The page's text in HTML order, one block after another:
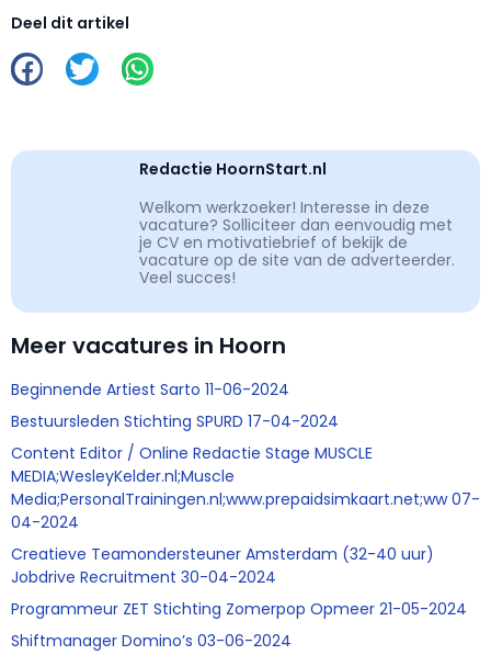
Deel dit artikel
Redactie HoornStart.nl
Welkom werkzoeker! Interesse in deze
vacature? Solliciteer dan eenvoudig met
je CV en motivatiebrief of bekijk de
vacature op de site van de adverteerder.
Veel succes!
Meer vacatures in Hoorn
Beginnende Artiest Sarto 11-06-2024
Bestuursleden Stichting SPURD 17-04-2024
Content Editor / Online Redactie Stage MUSCLE
MEDIA;WesleyKelder.nl;Muscle
Media;PersonalTrainingen.nl;www.prepaidsimkaart.net;ww 07-
04-2024
Creatieve Teamondersteuner Amsterdam (32-40 uur)
Jobdrive Recruitment 30-04-2024
Programmeur ZET Stichting Zomerpop Opmeer 21-05-2024
Shiftmanager Domino’s 03-06-2024